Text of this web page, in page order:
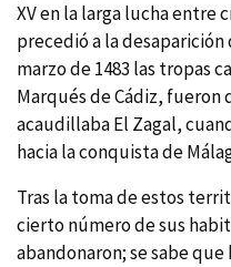
XV en la larga lucha entre
precedió a la desaparición
marzo de 1483 las tropas
Marqués de Cádiz,
acaudillaba El Zagal,
hacia la conquista de
Tras la toma de estos
cierto número de sus
abandonaron; se sabe